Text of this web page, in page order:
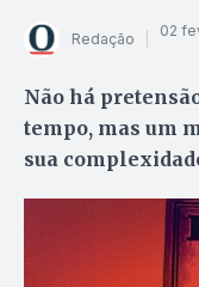
Redação 02
Não há
tempo, mas um
sua